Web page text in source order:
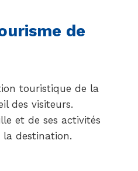
de
touristique de la
des visiteurs.
et de ses activités
la destination.